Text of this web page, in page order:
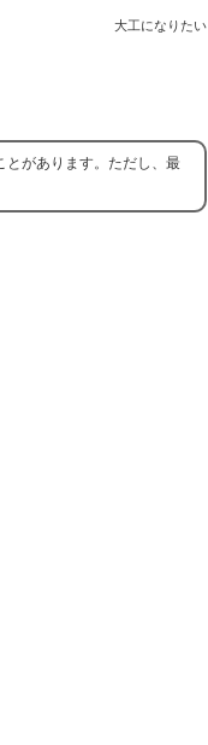
大工になりたい
とがあります。ただし、最